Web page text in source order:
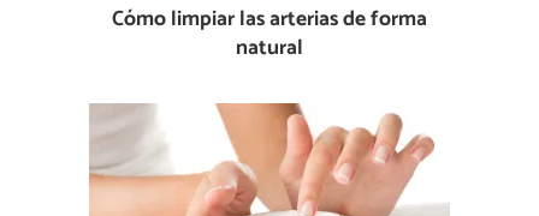
Cómo limpiar las arterias de forma
natural